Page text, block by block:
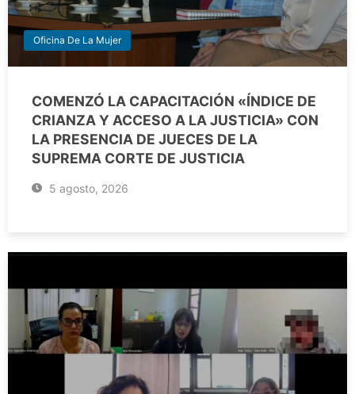
Oficina De La Mujer
COMENZÓ LA CAPACITACIÓN «ÍNDICE DE
CRIANZA Y ACCESO A LA JUSTICIA» CON
LA PRESENCIA DE JUECES DE LA
SUPREMA CORTE DE JUSTICIA
5 agosto, 2026